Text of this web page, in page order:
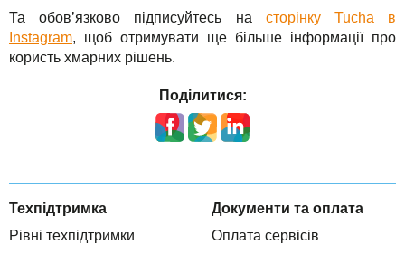
Та обов’язково підписуйтесь на сторінку Tucha в
Instagram, щоб отримувати ще більше інформації про
користь хмарних рішень.
Поділитися:
Техпідтримка
Рівні техпідтримки
Документи та оплата
Оплата сервісів